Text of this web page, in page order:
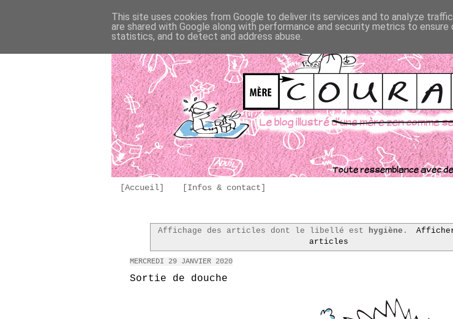
[Accueil] [Infos & contact]
Affichage des articles dont le libellé est hygiène .
articles
MERCREDI 29 JANVIER 2020
Sortie de douche
This site uses cookies from Google to deliver its services and to analyze
are shared with Google along with performance and security metrics to
statistics, and to detect and address abuse.